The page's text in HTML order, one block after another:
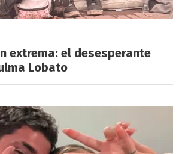
extrema: el desesperante
Lobato